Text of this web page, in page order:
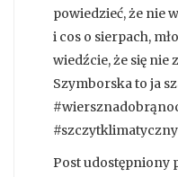
powiedzieć, że nie
i cos o sierpach,
wiedźcie, że się nie
Szymborska to ja
Post udostępniony